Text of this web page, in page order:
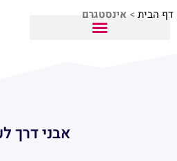
דף הבית > אינסטגרם
אבני דרך